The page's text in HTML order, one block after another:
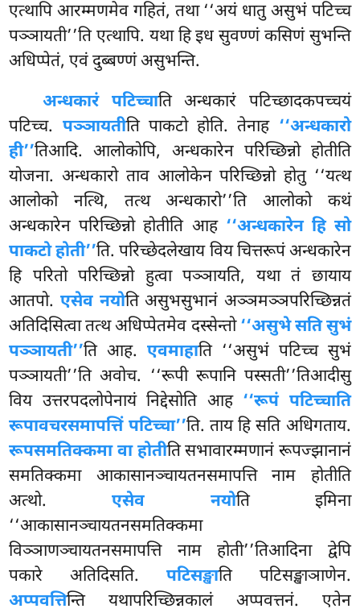
एत्थापि आरम्मणमेव गहितं, तथा ‘‘अयं धातु असुभं पटिच्च
पञ्ञायती’’ति एत्थापि. यथा हि इध सुवण्णं कसिणं सुभन्ति
अधिप्पेतं, एवं दुब्बण्णं असुभन्ति.
अन्धकारं पटिच्चाति अन्धकारं पटिच्छादकपच्चयं
पटिच्च. पञ्ञायतीति पाकटो होति. तेनाह ‘‘अन्धकारो
ही’’तिआदि. आलोकोपि, अन्धकारेन परिच्छिन्नो होतीति
योजना. अन्धकारो ताव आलोकेन परिच्छिन्नो होतु ‘‘यत्थ
आलोको नत्थि, तत्थ अन्धकारो’’ति आलोको कथं
अन्धकारेन परिच्छिन्नो होतीति आह ‘‘अन्धकारेन हि सो
पाकटो होती’’ति. परिच्छेदलेखाय विय चित्तरूपं अन्धकारेन
हि परितो परिच्छिन्नो हुत्वा पञ्ञायति, यथा तं छायाय
आतपो. एसेव नयोति असुभसुभानं अञ्ञमञ्ञपरिच्छिन्नतं
अतिदिसित्वा तत्थ अधिप्पेतमेव दस्सेन्तो‘‘असुभे सति सुभं
पञ्ञायती’’ति आह.एवमाहाति ‘‘असुभं पटिच्च सुभं
पञ्ञायती’’ति अवोच. ‘‘रूपी रूपानि पस्सती’’तिआदीसु
विय उत्तरपदलोपेनायं निद्देसोति आह ‘‘रूपं पटिच्चाति
रूपावचरसमापत्तिं पटिच्चा’’ति. ताय हि सति अधिगताय.
रूपसमतिक्कमा वा होतीति सभावारम्मणानं रूपज्झानानं
समतिक्कमा आकासानञ्चायतनसमापत्ति नाम होतीति
अत्थो.एसेव नयोति इमिना
‘‘आकासानञ्चायतनसमतिक्कमा
विञ्ञाणञ्चायतनसमापत्ति नाम होती’’तिआदिना द्वेपि
पकारे अतिदिसति. पटिसङ्खाति पटिसङ्खाञाणेन.
अप्पवत्तिन्ति यथापरिच्छिन्नकालं अप्पवत्तनं. एतेन